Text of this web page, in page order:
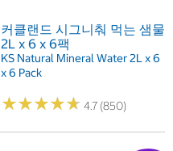
커클랜드 시그니춰 먹는 샘물
2L x 6 x 6팩
KS Natural Mineral Water 2L x 6
x 6 Pack
★★★★★
★★★★★ 4.7 (850)